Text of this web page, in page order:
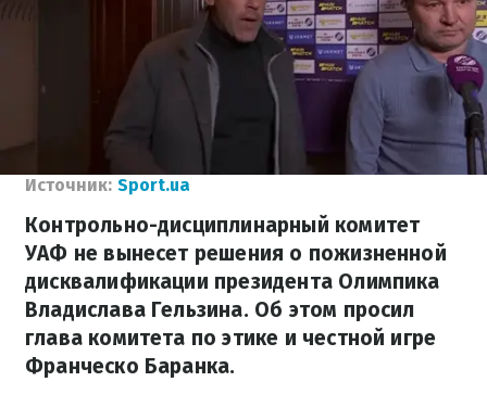
Источник: Sport.ua
Контрольно-дисциплинарный комитет
УАФ не вынесет решения о пожизненной
дисквалификации президента Олимпика
Владислава Гельзина. Об этом просил
глава комитета по этике и честной игре
Франческо Баранка.